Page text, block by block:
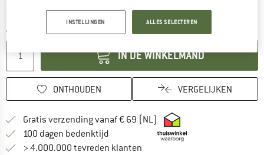
Aantal:
IN DE WINKELMAND
ONTHOUDEN VERGELIJKEN
Gratis verzending vanaf € 69 (NL) Vind hier de
100 dagen bedenktijd Vind de betalingsinformatie hier!
> 4.000.000 tevreden klanten
INSTELLINGEN ALLES SELECTEREN